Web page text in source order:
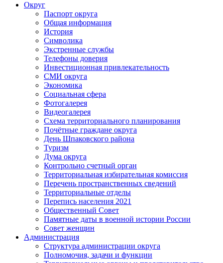
Округ
Паспорт округа
Общая информация
История
Символика
Экстренные службы
Телефоны доверия
Инвестиционная привлекательность
СМИ округа
Экономика
Социальная сфера
Фотогалерея
Видеогалерея
Схема территориального планирования
Почётные граждане округа
День Шпаковского района
Туризм
Дума округа
Контрольно счетный орган
Территориальная избирательная комиссия
Перечень пространственных сведений
Территориальные отделы
Перепись населения 2021
Общественный Совет
Памятные даты в военной истории России
Совет женщин
Администрация
Структура администрации округа
Полномочия, задачи и функции